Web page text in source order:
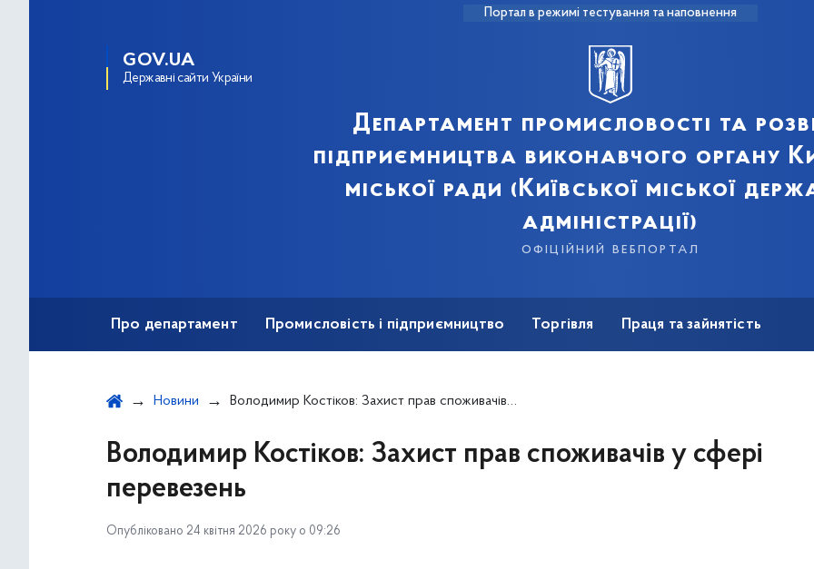
Портал в режимі тестування та наповнення
GOV.UA
Державні сайти України
Департамент промисловості та
підприємництва виконавчого органу
міської ради (Київської міської
адміністрації)
офіційний вебпортал
Про департамент Промисловість і підприємництво Торгівля Праця та зайнятість
Новини Володимир Костіков: Захист прав споживачів у сфері перевезень
Володимир Костіков: Захист прав споживачів у сфері
перевезень
Опубліковано 24 квітня 2026 року о 09:26